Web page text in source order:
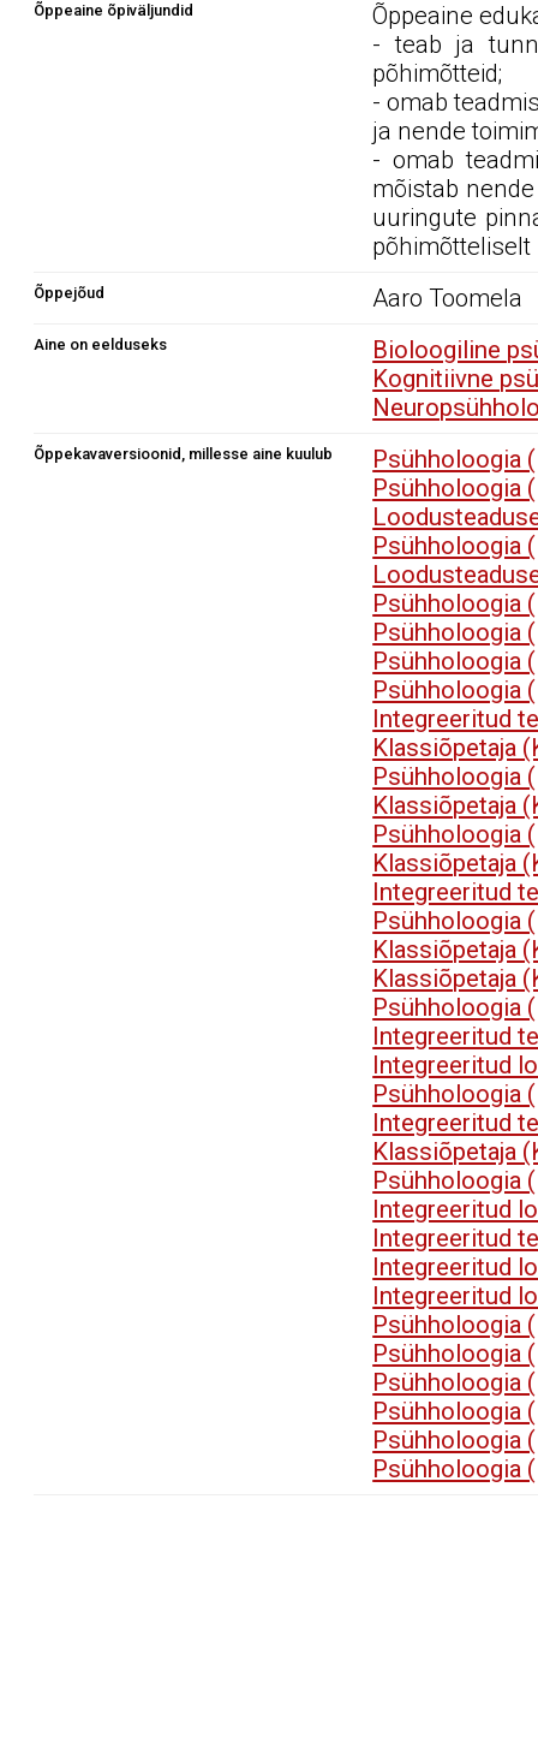
Õppeaine õpiväljundid
Õppeaine
- teab ja
põhimõtteid;
- omab
ja nende
- omab
mõistab
uuringute
Õppejõud Aaro Toomela
Aine on eelduseks
Bioloogiline
Kognitiivne
Õppekavaversioonid, millesse aine kuulub
Psühholoogia
Psühholoogia
Psühholoogia
Psühholoogia
Psühholoogia
Psühholoogia
Psühholoogia
Integreeritud
Klassiõpetaja
Psühholoogia
Klassiõpetaja
Psühholoogia
Klassiõpetaja
Integreeritud
Psühholoogia
Klassiõpetaja
Klassiõpetaja
Psühholoogia
Integreeritud
Integreeritud
Psühholoogia
Integreeritud
Klassiõpetaja
Psühholoogia
Integreeritud
Integreeritud
Integreeritud
Integreeritud
Psühholoogia
Psühholoogia
Psühholoogia
Psühholoogia
Psühholoogia
Psühholoogia